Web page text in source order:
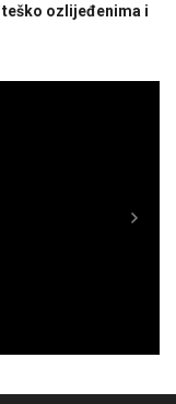
ozlijeđenima i